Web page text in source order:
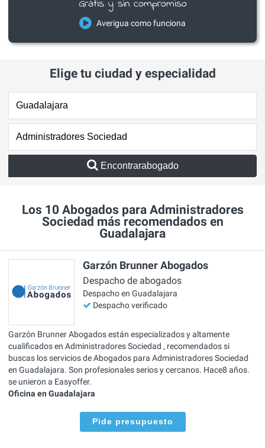
Gratis y sin compromiso
Averigua como funciona
Elige tu ciudad y especialidad
Encontrarabogado
Los 10 Abogados para Administradores
Sociedad más recomendados en
Guadalajara
Garzón Brunner Abogados
Despacho de abogados
Despacho en Guadalajara
Despacho verificado
Garzón Brunner Abogados están especializados y altamente
cualificados en Administradores Sociedad , recomendados si
buscas los servicios de Abogados para Administradores Sociedad
en Guadalajara. Son profesionales serios y cercanos. Hace8 años.
se unieron a Easyoffer.
Oficina en Guadalajara
Pide presupuesto